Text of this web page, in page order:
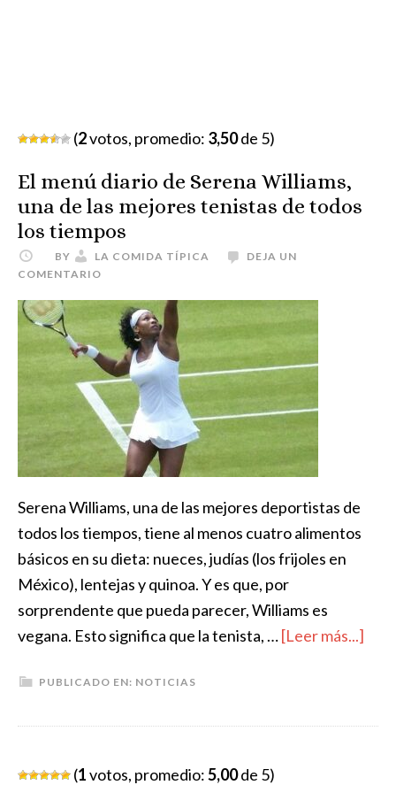
(2votos, promedio: 3,50de 5)
El menú diario de Serena Williams,
una de las mejores tenistas de todos
los tiempos
BY LA COMIDA TÍPICA
DEJA UN
COMENTARIO
Serena Williams, una de las mejores deportistas de
todos los tiempos, tiene al menos cuatro alimentos
básicos en su dieta: nueces, judías (los frijoles en
México), lentejas y quinoa. Y es que, por
sorprendente que pueda parecer, Williams es
vegana. Esto significa que la tenista, …[Leer más...]
PUBLICADO EN: NOTICIAS
(1votos, promedio:5,00de 5)